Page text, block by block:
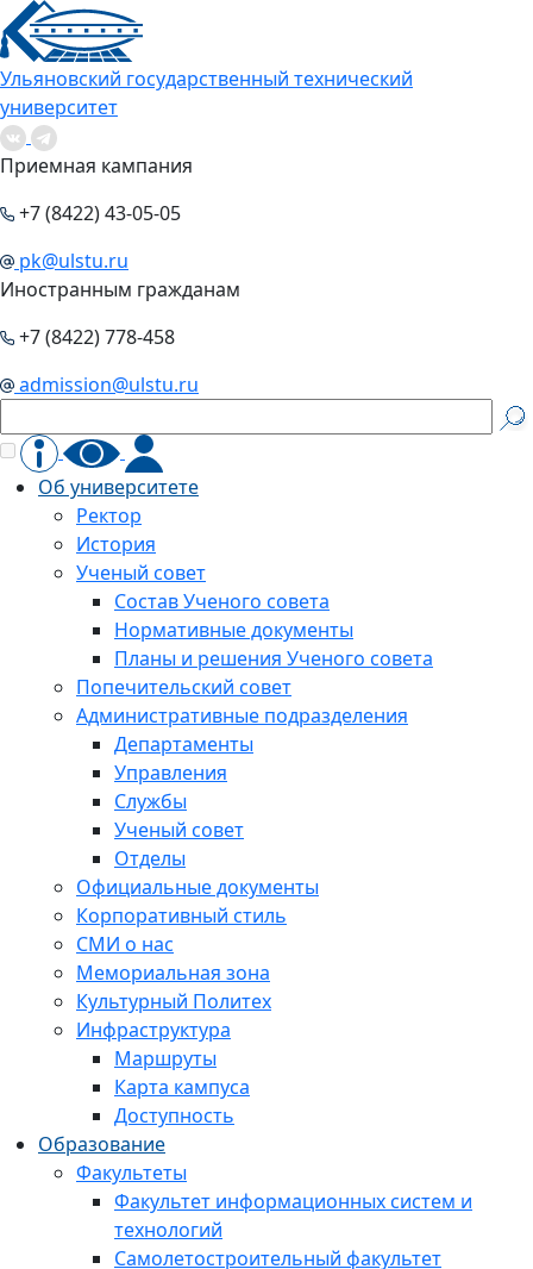
Ульяновский государственный технический
университет
Приемная кампания
+7 (8422) 43-05-05
pk@ulstu.ru
Иностранным гражданам
+7 (8422) 778-458
admission@ulstu.ru
Об университете
Ректор
История
Ученый совет
Состав Ученого совета
Нормативные документы
Планы и решения Ученого совета
Попечительский совет
Административные подразделения
Департаменты
Управления
Службы
Ученый совет
Отделы
Официальные документы
Корпоративный стиль
СМИ о нас
Мемориальная зона
Культурный Политех
Инфраструктура
Маршруты
Карта кампуса
Доступность
Образование
Факультеты
Факультет информационных систем и
технологий
Самолетостроительный факультет